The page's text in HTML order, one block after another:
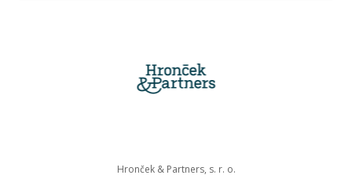
Hronček & Partners, s. r. o.